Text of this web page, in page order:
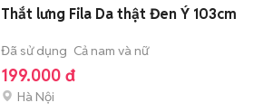
Thắt lưng Fila Da thật Đen Ý 103cm
Đã sử dụng Cả nam và nữ
199.000 đ
Hà Nội